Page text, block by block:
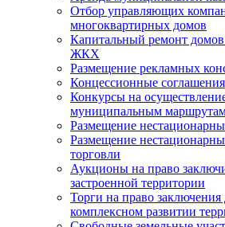
Отбор управляющих
многоквартирных домов
Капитальный ремонт домов
ЖКХ
Размещение рекламных
Концессионные соглашения
Конкурсы на
муниципальным
Размещение
Размещение
торговли
Аукционы на право
застроенной территории
Торги на право заключения
комплексном развитии